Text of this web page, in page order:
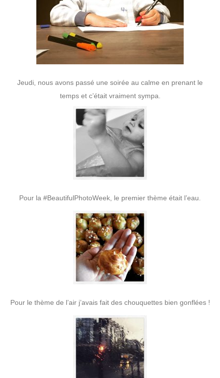
Jeudi, nous avons passé une soirée au calme en prenant le
temps et c’était vraiment sympa.
Pour la #BeautifulPhotoWeek, le premier thème était l’eau.
Pour le thème de l’air j’avais fait des chouquettes bien gonflées !